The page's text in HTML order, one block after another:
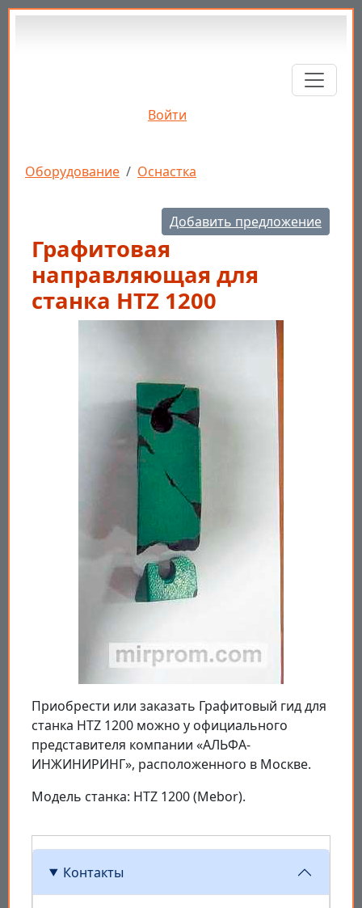
Перейти к основному содержанию
Войти
Строка навигации
Оборудование Оснастка
Добавить предложение
Графитовая
направляющая для
станка HTZ 1200
Приобрести или заказать Графитовый гид для
станка HTZ 1200 можно у официального
представителя компании «АЛЬФА-
ИНЖИНИРИНГ», расположенного в Москве.
Модель станка: HTZ 1200 (Mebor).
Контакты